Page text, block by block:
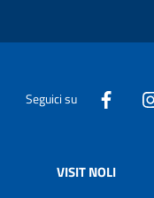
Seguici su
VISIT NOLI